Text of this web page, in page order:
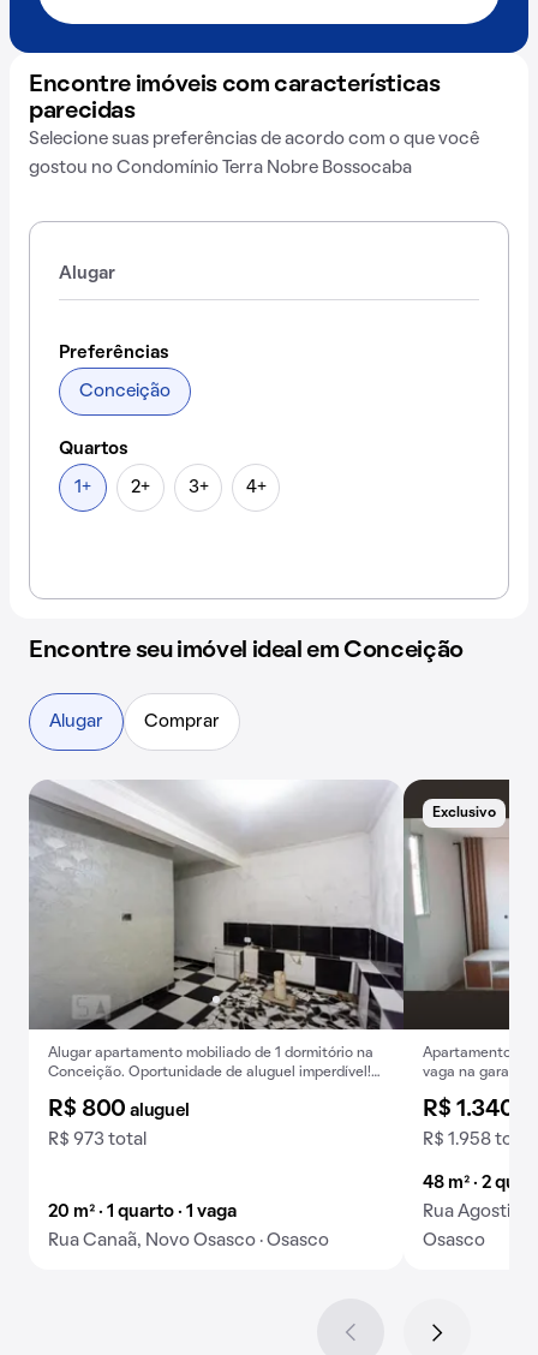
Encontre imóveis com características
parecidas
Selecione suas preferências de acordo com o que você
gostou no Condomínio Terra Nobre Bossocaba
Alugar
Preferências
Conceição
Quartos
1+ 2+ 3+ 4+
Encontre seu imóvel ideal em Conceição
Alugar apartamento mobiliado de 1 dormitório na
Conceição. Oportunidade de aluguel imperdível!
R$ 800aluguel
R$ 973 total
20 m² · 1 quarto · 1 vaga
Rua Canaã, Novo Osasco · Osasco
Exclusivo
Apartamento de
vaga na
R$ 1.340
R$ 1.958 total
48 m² · 2
Rua
Osasco
Alugar Comprar